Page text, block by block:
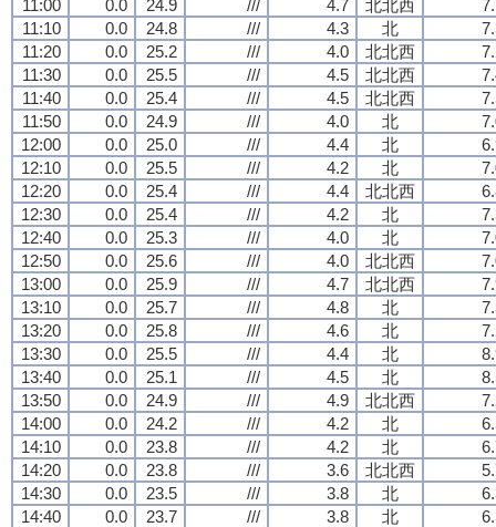
11:00
0.0 24.9 /// 4.7 北北西
11:10
0.0 24.8 /// 4.3 北
11:20
0.0 25.2 /// 4.0 北北西
11:30
0.0 25.5 /// 4.5 北北西
11:40
0.0 25.4 /// 4.5 北北西
11:50
0.0 24.9 /// 4.0 北
12:00
0.0 25.0 /// 4.4 北
12:10
0.0 25.5 /// 4.2 北
12:20
0.0 25.4 /// 4.4 北北西
12:30
0.0 25.4 /// 4.2 北
12:40
0.0 25.3 /// 4.0 北
12:50
0.0 25.6 /// 4.0 北北西
13:00
0.0 25.9 /// 4.7 北北西
13:10
0.0 25.7 /// 4.8 北
13:20
0.0 25.8 /// 4.6 北
13:30
0.0 25.5 /// 4.4 北
13:40
0.0 25.1 /// 4.5 北
13:50
0.0 24.9 /// 4.9 北北西
14:00
0.0 24.2 /// 4.2 北
14:10
0.0 23.8 /// 4.2 北
14:20
0.0 23.8 /// 3.6 北北西
14:30
0.0 23.5 /// 3.8 北
14:40
0.0 23.7 /// 3.8 北